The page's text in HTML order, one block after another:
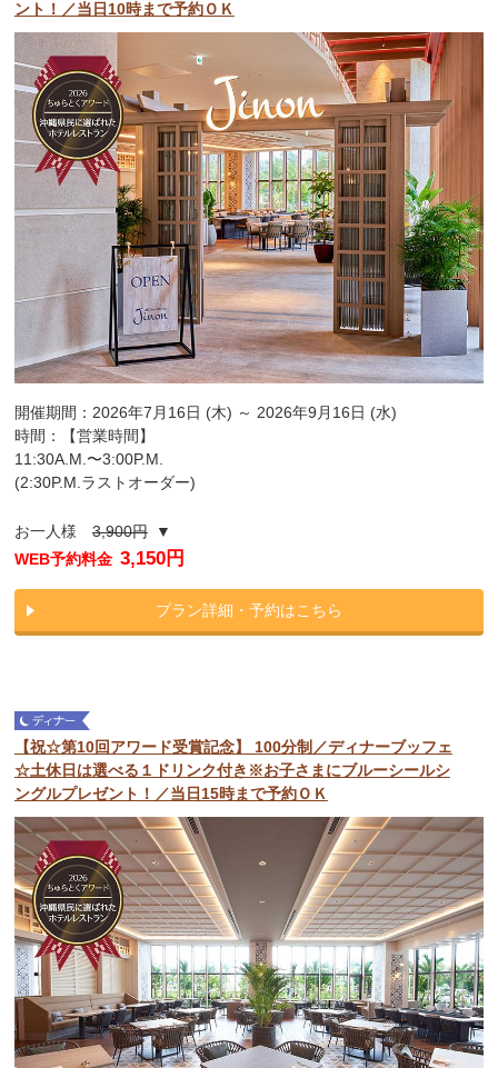
ント！／当日10時まで予約ＯＫ
開催期間：2026年7月16日 (木) ～ 2026年9月16日 (水)
時間：【営業時間】
11:30A.M.〜3:00P.M.
(2:30P.M.ラストオーダー)
お一人様3,900円▼
WEB予約料金 3,150円
プラン詳細・予約はこちら
【祝☆第10回アワード受賞記念】 100分制／ディナーブッフェ
☆土休日は選べる１ドリンク付き※お子さまにブルーシールシ
ングルプレゼント！／当日15時まで予約ＯＫ